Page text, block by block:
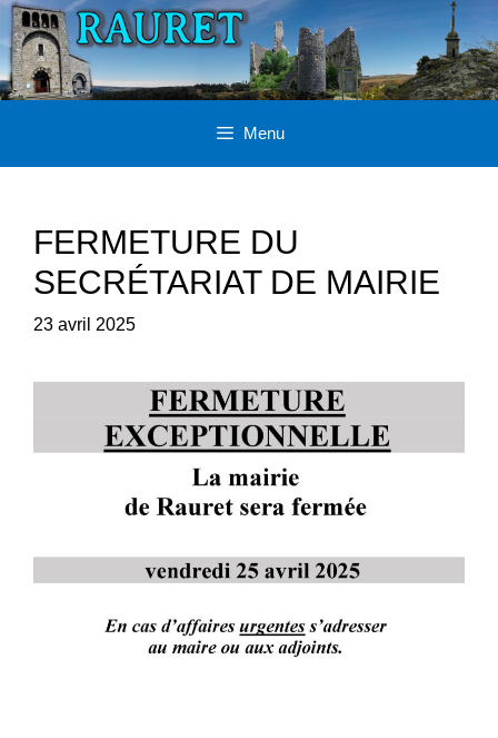
Aller
au
contenu
Menu
FERMETURE DU
SECRÉTARIAT DE MAIRIE
23 avril 2025